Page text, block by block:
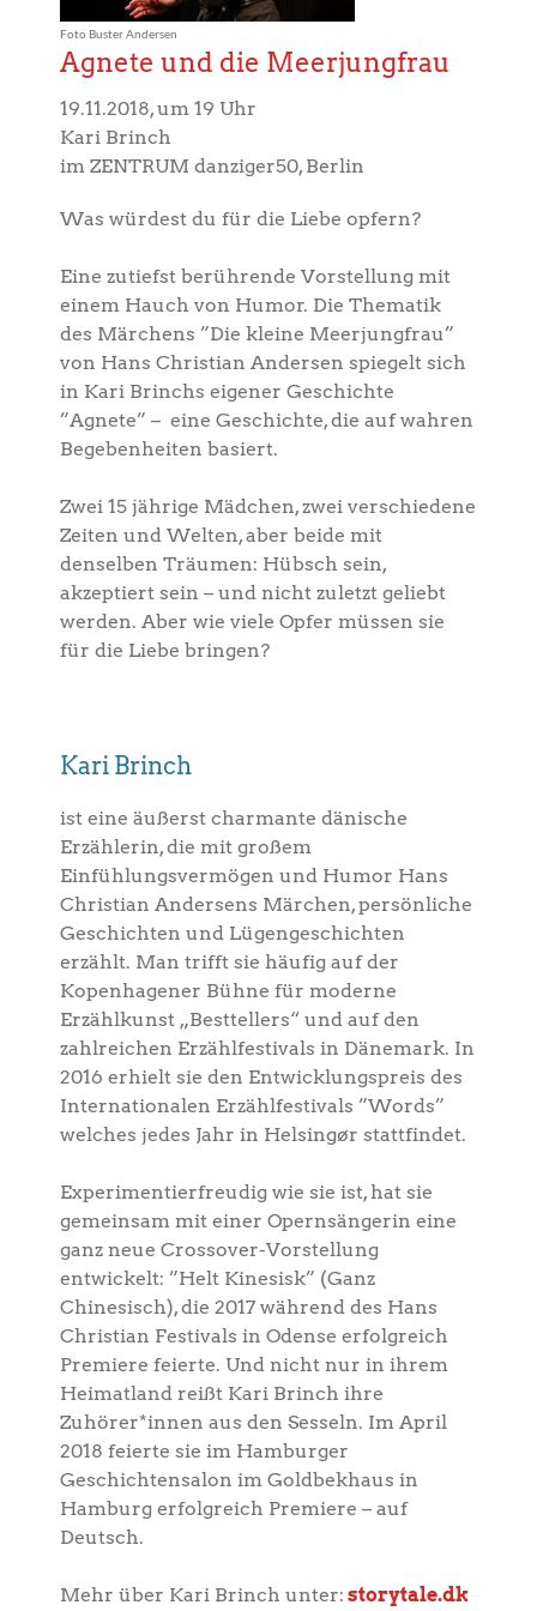
Foto Buster Andersen
Agnete und die Meerjungfrau
19.11.2018, um 19 Uhr
Kari Brinch
im ZENTRUM danziger50, Berlin
Was würdest du für die Liebe opfern?
Eine zutiefst berührende Vorstellung mit
einem Hauch von Humor. Die Thematik
des Märchens ”Die kleine Meerjungfrau”
von Hans Christian Andersen spiegelt sich
in Kari Brinchs eigener Geschichte
”Agnete” – eine Geschichte, die auf wahren
Begebenheiten basiert.
Zwei 15 jährige Mädchen, zwei verschiedene
Zeiten und Welten, aber beide mit
denselben Träumen: Hübsch sein,
akzeptiert sein – und nicht zuletzt geliebt
werden. Aber wie viele Opfer müssen sie
für die Liebe bringen?
Kari Brinch
ist eine äußerst charmante dänische
Erzählerin, die mit großem
Einfühlungsvermögen und Humor Hans
Christian Andersens Märchen, persönliche
Geschichten und Lügengeschichten
erzählt. Man trifft sie häufig auf der
Kopenhagener Bühne für moderne
Erzählkunst „Besttellers“ und auf den
zahlreichen Erzählfestivals in Dänemark. In
2016 erhielt sie den Entwicklungspreis des
Internationalen Erzählfestivals ”Words”
welches jedes Jahr in Helsingør stattfindet.
Experimentierfreudig wie sie ist, hat sie
gemeinsam mit einer Opernsängerin eine
ganz neue Crossover-Vorstellung
entwickelt: ”Helt Kinesisk” (Ganz
Chinesisch), die 2017 während des Hans
Christian Festivals in Odense erfolgreich
Premiere feierte. Und nicht nur in ihrem
Heimatland reißt Kari Brinch ihre
Zuhörer*innen aus den Sesseln. Im April
2018 feierte sie im Hamburger
Geschichtensalon im Goldbekhaus in
Hamburg erfolgreich Premiere – auf
Deutsch.
Mehr über Kari Brinch unter: storytale.dk